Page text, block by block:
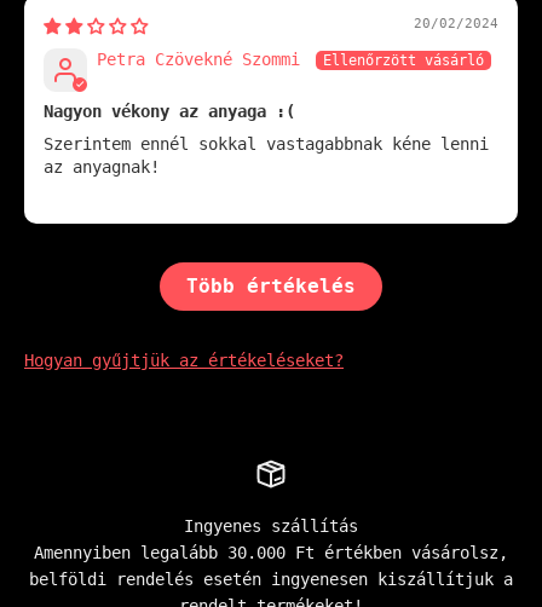
20/02/2024
Petra Czövekné Szommi
Nagyon vékony az anyaga :(
Szerintem ennél sokkal vastagabbnak kéne lenni
az anyagnak!
Több értékelés
Hogyan gyűjtjük az értékeléseket?
Ingyenes szállítás
Amennyiben legalább 30.000 Ft értékben vásárolsz,
belföldi rendelés esetén ingyenesen kiszállítjuk a